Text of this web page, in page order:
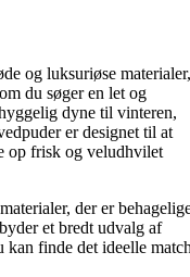
og luksuriøse materialer,
du søger en let og
dyne til vinteren,
er designet til at
op frisk og veludhvilet
der er
et bredt udvalg af
kan finde det ideelle